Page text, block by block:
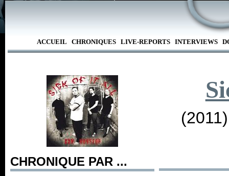
ACCUEIL CHRONIQUES LIVE-REPORTS INTERVIEWS
CHRONIQUE PAR ...